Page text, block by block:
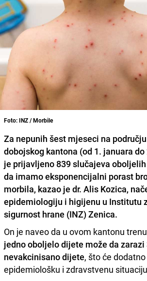
Foto: INZ / Morbile
Za nepunih šest mjeseci na
dobojskog kantona (od 1. januara
je prijavljeno 839 slučajeva
da imamo eksponencijalni porast
morbila, kazao je dr. Alis Kozica,
epidemiologiju i higijenu u Institutu
sigurnost hrane (INZ) Zenica.
On je naveo da u ovom kantonu
jedno oboljelo dijete može da zarazi
nevakcinisano dijete, što će
epidemiološku i zdravstvenu